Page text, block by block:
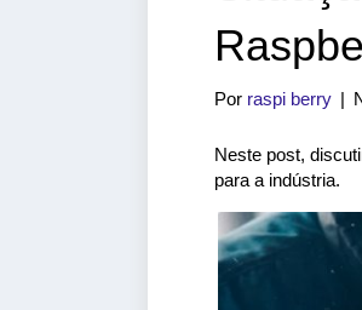
Por raspi berry |
Neste post,
para a indústria.